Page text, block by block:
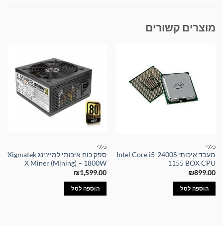
מוצרים קשורים
כללי
מעבד איכותי Intel Core i5-2400S
1155 BOX CPU
₪899.00
הוספה לסל
כללי
ספק כוח איכותי למיינינג Xigmatek
X Miner (Mining) – 1800W
₪1,599.00
הוספה לסל